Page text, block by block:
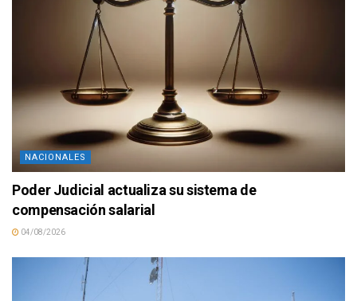
NACIONALES
Poder Judicial actualiza su sistema de
compensación salarial
04/08/2026